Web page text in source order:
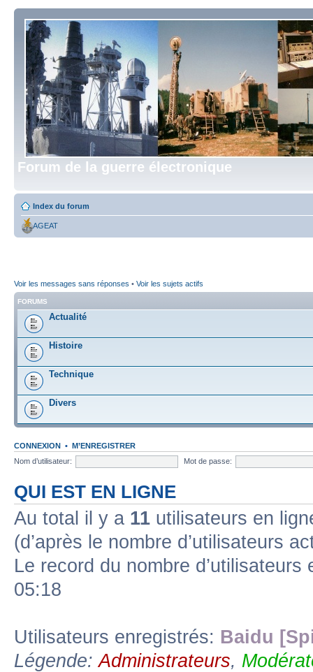
Forum de la guerre électronique
Index du forum
AGEAT
Voir les messages sans réponses • Voir les sujets actifs
FORUMS
Actualité
Histoire
Technique
Divers
CONNEXION • M’ENREGISTRER
Nom d’utilisateur:
Mot de passe:
QUI EST EN LIGNE
Au total il y a 11 utilisateurs en
(d’après le nombre d’utilisateurs
Le record du nombre
05:18
Utilisateurs enregistrés: Baidu
Légende:Administrateurs,